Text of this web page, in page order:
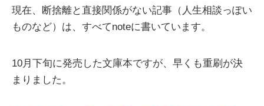
現在、断捨離と直接関係がない記事（人生相談っぽい
ものなど）は、すべてnoteに書いています。
10月下旬に発売した文庫本ですが、早くも重刷が決
まりました。